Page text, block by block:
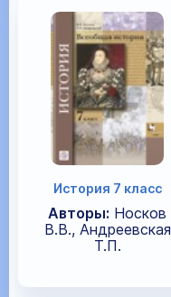
История 7 класс
Авторы: Носков
В.В., Андреевская
Т.П.